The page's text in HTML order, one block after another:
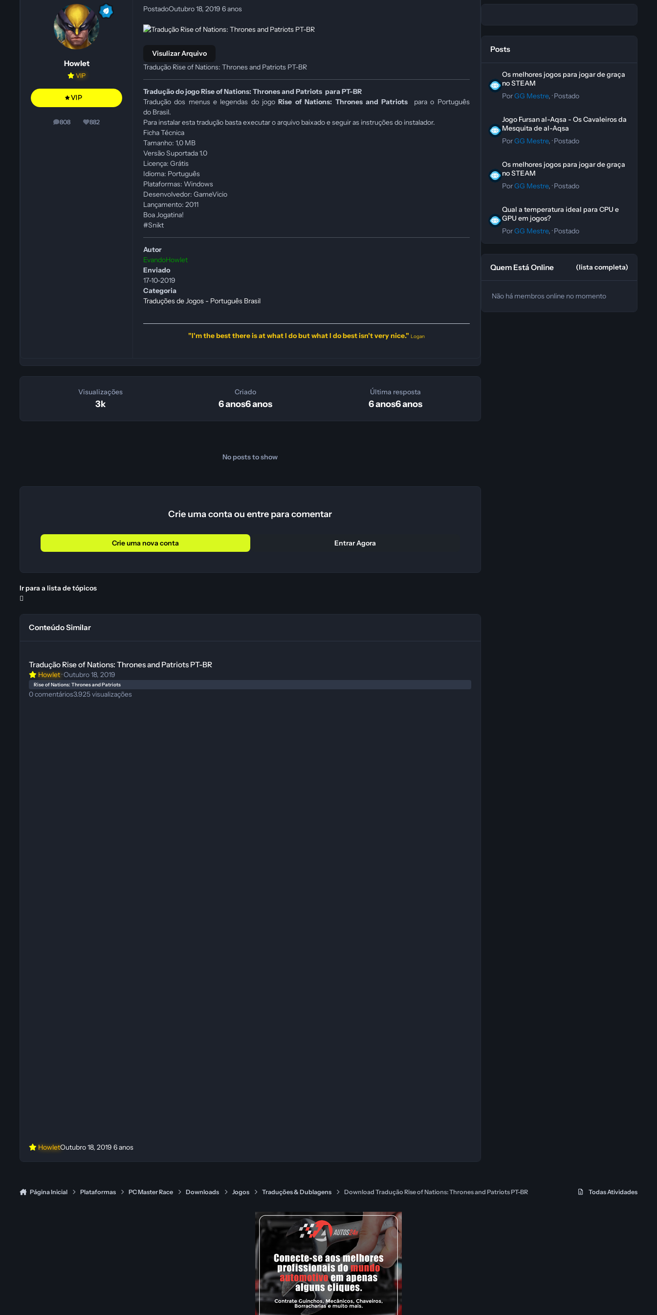
Howlet
VIP
808
posts 882
Reputação
PostadoOutubro 18, 2019 6 anos
Visulizar Arquivo
Tradução Rise of Nations: Thrones and Patriots PT-BR
Tradução do jogo Rise of Nations: Thrones and Patriots para PT-BR
Tradução dos menus e legendas do jogoRise of Nations: Thrones and Patriots
para o Português
do Brasil.
Para instalar esta tradução basta executar o arquivo baixado e seguir as instruções do instalador.
Ficha Técnica
Tamanho: 1,0 MB
Versão Suportada 1.0
Licença: Grátis
Idioma: Português
Plataformas: Windows
Desenvolvedor: GameVicio
Lançamento: 2011
Boa Jogatina!
#Snikt
Autor
EvandoHowlet
Enviado
17-10-2019
Categoria
Traduções de Jogos - Português Brasil
"I'm the best there is at what I do but what I do best isn't very nice." Logan
Visualizações
3k
Criado
6 anos6 anos
Última resposta
6 anos6 anos
No posts to show
Crie uma conta ou entre para comentar
Crie uma nova conta Entrar Agora
Ir para a lista de tópicos
Conteúdo Similar
Tradução Rise of Nations: Thrones and Patriots PT-BR
Howlet·Outubro 18, 2019
Rise of Nations: Thrones and Patriots
0comentários3.925visualizações
HowletOutubro 18, 20196 anos
Posts
Os melhores jogos para jogar de graça
no STEAM
PorGG Mestre, ·Postado
Jogo Fursan al-Aqsa - Os Cavaleiros da
Mesquita de al-Aqsa
PorGG Mestre, ·Postado
Os melhores jogos para jogar de graça
no STEAM
PorGG Mestre, ·Postado
Qual a temperatura ideal para CPU e
GPU em jogos?
PorGG Mestre, ·Postado
Quem Está Online (lista completa)
Não há membros online no momento
Página Inicial Plataformas PC Master Race Downloads Jogos Traduções & Dublagens Download Tradução Rise of Nations: Thrones and Patriots PT-BR Todas Atividades